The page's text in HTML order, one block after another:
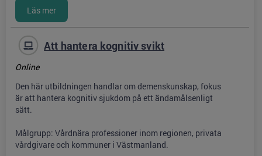
Att hantera kognitiv svikt
Online
Den här utbildningen handlar om demenskunskap, fokus
är att hantera kognitiv sjukdom på ett ändamålsenligt
sätt.
Målgrupp: Vårdnära professioner inom regionen, privata
vårdgivare och kommuner i Västmanland.